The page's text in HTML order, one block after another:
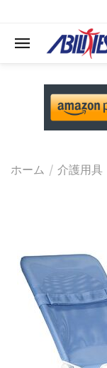
ホーム / 介護用具